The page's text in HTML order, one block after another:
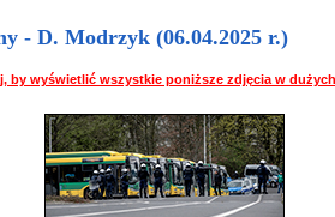
- D. Modrzyk (06.04.2025 r.)
by wyświetlić wszystkie poniższe zdjęcia w